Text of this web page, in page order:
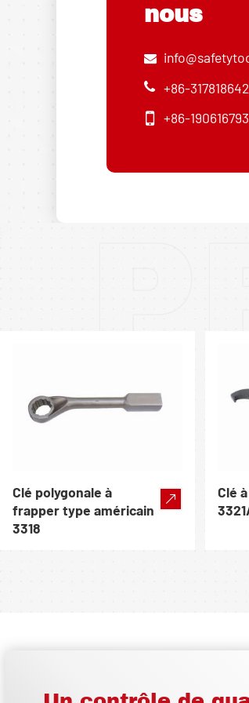
nous
+86-
+86-
Clé polygonale à
frapper type américain
3318
Clé